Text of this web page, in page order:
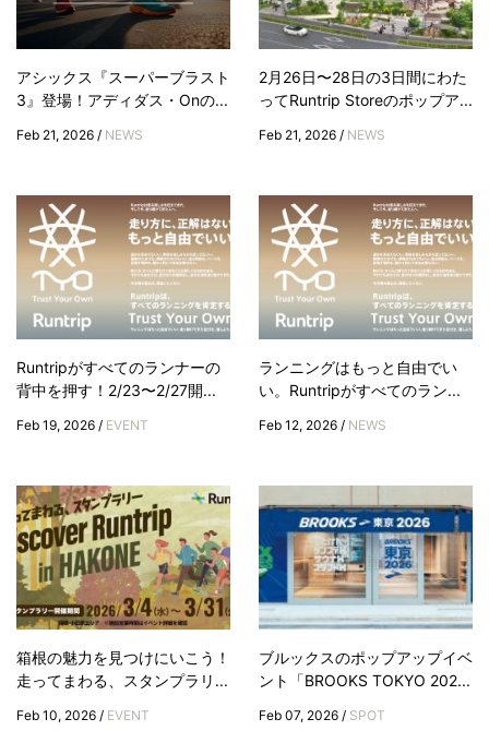
アシックス『スーパーブラスト
3』登場！アディダス・Onの...
Feb 21, 2026 / NEWS
2月26日〜28日の3日間にわた
ってRuntrip Storeのポップア...
Feb 21, 2026 / NEWS
Runtripがすべてのランナーの
背中を押す！2/23〜2/27開...
Feb 19, 2026 / EVENT
ランニングはもっと自由でい
い。Runtripがすべてのラン...
Feb 12, 2026 / NEWS
箱根の魅力を見つけにいこう！
走ってまわる、スタンプラリ...
Feb 10, 2026 / EVENT
ブルックスのポップアップイベ
ント「BROOKS TOKYO 202...
Feb 07, 2026 / SPOT